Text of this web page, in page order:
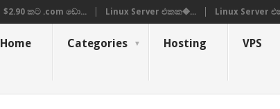
$2.90 කට .com ඩො... Linux Server එකක�... Linux Server
Home Categories Hosting VPS